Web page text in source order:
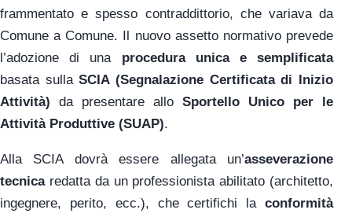
frammentato e spesso contraddittorio, che variava da
Comune a Comune. Il nuovo assetto normativo prevede
l’adozione di una procedura unica e semplificata
basata sullaSCIA (Segnalazione Certificata di Inizio
Attività) da presentare allo Sportello Unico per le
Attività Produttive (SUAP).
Alla SCIA dovrà essere allegata un’asseverazione
tecnicaredatta da un professionista abilitato (architetto,
ingegnere, perito, ecc.), che certifichi la conformità